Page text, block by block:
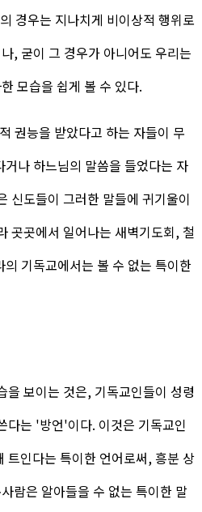
경우는 지나치게 비이상적 행위로
, 굳이 그 경우가 아니어도 우리는
모습을 쉽게 볼 수 있다.
권능을 받았다고 하는 자들이 무
나 하느님의 말씀을 들었다는 자
신도들이 그러한 말들에 귀기울이
곳곳에서 일어나는 새벽기도회, 철
기독교에서는 볼 수 없는 특이한
을 보이는 것은, 기독교인들이 성령
다는 '방언'이다. 이것은 기독교인
트인다는 특이한 언어로써, 흥분 상
람은 알아들을 수 없는 특이한 말